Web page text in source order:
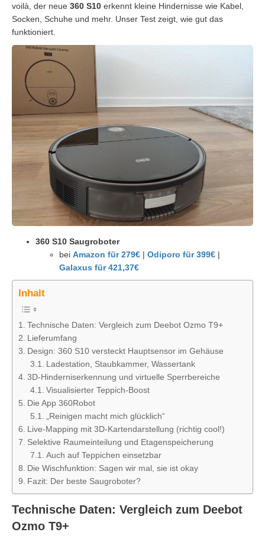
voilà, der neue 360 S10 erkennt kleine Hindernisse wie Kabel,
Socken, Schuhe und mehr. Unser Test zeigt, wie gut das
funktioniert.
360 S10 Saugroboter
bei Amazon für 279€ | Odiporo für 399€ |
Galaxus für 421,37€
Inhalt
Technische Daten: Vergleich zum Deebot Ozmo T9+
Lieferumfang
Design: 360 S10 versteckt Hauptsensor im Gehäuse
Ladestation, Staubkammer, Wassertank
3D-Hinderniserkennung und virtuelle Sperrbereiche
Visualisierter Teppich-Boost
Die App 360Robot
„Reinigen macht mich glücklich“
Live-Mapping mit 3D-Kartendarstellung (richtig cool!)
Selektive Raumeinteilung und Etagenspeicherung
Auch auf Teppichen einsetzbar
Die Wischfunktion: Sagen wir mal, sie ist okay
Fazit: Der beste Saugroboter?
Technische Daten: Vergleich zum Deebot
Ozmo T9+